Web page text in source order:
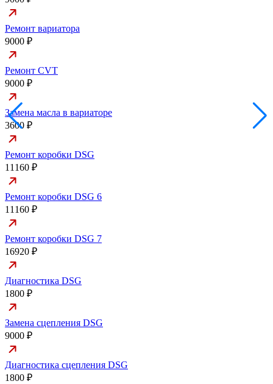
Ремонт вариатора
9000 ₽
Ремонт CVT
9000 ₽
Замена масла в вариаторе
3600 ₽
Ремонт коробки DSG
11160 ₽
Ремонт коробки DSG 6
11160 ₽
Ремонт коробки DSG 7
16920 ₽
Диагностика DSG
1800 ₽
Замена сцепления DSG
9000 ₽
Диагностика сцепления DSG
1800 ₽